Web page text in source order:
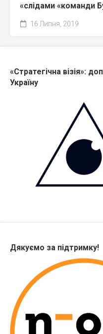
«слідами «команди
16 Липня, 2019
«Стратегічна візія»:
Україну
Дякуємо за підтримку!